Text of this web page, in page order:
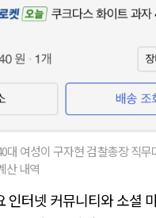
대 여성이 구자현 검찰총장 직무
산 내역
인터넷 커뮤니티와 소셜